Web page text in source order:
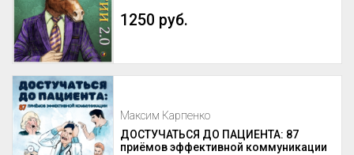
1250 руб.
Максим Карпенко
ДОСТУЧАТЬСЯ ДО ПАЦИЕНТА: 87
приёмов эффективной коммуникации